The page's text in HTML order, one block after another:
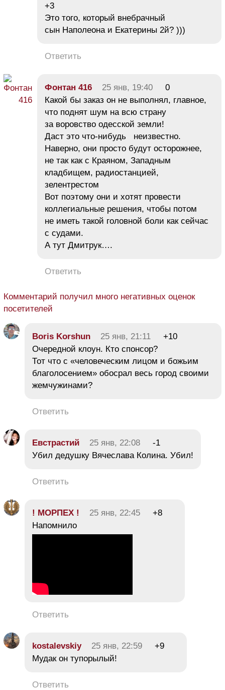
+3
Это того, который внебрачный
сын Наполеона и Екатерины 2й? )))
Ответить
Фонтан 416 25 янв, 19:40
0
Какой бы заказ он не выполнял, главное,
что поднят шум на всю страну
за воровство одесской земли!
Даст это что-нибудь неизвестно.
Наверно, они просто будут осторожнее,
не так как с Краяном, Западным
кладбищем, радиостанцией,
зелентрестом
Вот поэтому они и хотят провести
коллегиальные решения, чтобы потом
не иметь такой головной боли как сейчас
с судами.
А тут Дмитрук….
Ответить
Комментарий получил много негативных оценок
посетителей
Boris Korshun 25 янв, 21:11
+10
Очередной клоун. Кто спонсор?
Тот что с «человеческим лицом и божьим
благолосением» обосрал весь город своими
жемчужинами?
Ответить
Евстрастий 25 янв, 22:08
-1
Убил дедушку Вячеслава Колина. Убил!
Ответить
! МОРПЕХ ! 25 янв, 22:45
+8
Напомнило
Ответить
kostalevskiy 25 янв, 22:59
+9
Мудак он тупорылый!
Ответить